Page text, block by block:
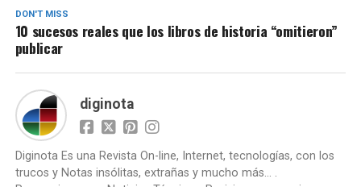
DON'T MISS
10 sucesos reales que los libros de historia “omitieron”
publicar
diginota
Diginota Es una Revista On-line, Internet, tecnologías, con los
trucos y Notas insólitas, extrañas y mucho más... .